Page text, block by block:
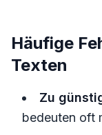
Häufige
Texten
Zu
bedeuten oft